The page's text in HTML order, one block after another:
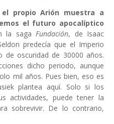
propio Arión muestra a
el futuro apocalíptico
la saga Fundación, de Isaac
predecía que el Imperio
de oscuridad de 30000 años.
dicho periodo, aunque
mil años. Pues bien, eso es
plantea aquí. Solo si los
actividades, puede tener la
sobrevivir. De lo contrario,